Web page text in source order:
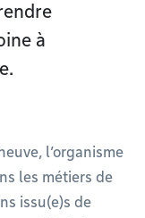
à
l’organisme
les métiers de
issu(e)s de